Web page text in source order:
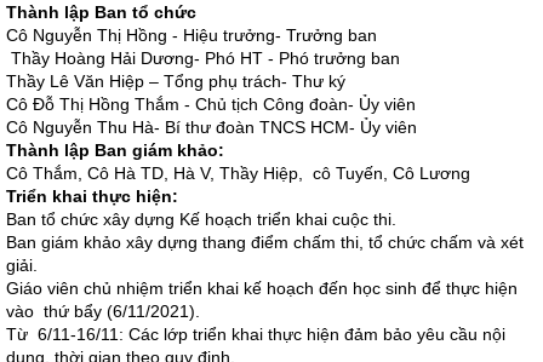
Thành lập Ban tổ chức
Cô Nguyễn Thị Hồng - Hiệu trưởng- Trưởng ban
Thầy Hoàng Hải Dương- Phó HT - Phó trưởng ban
Thầy Lê Văn Hiệp – Tổng phụ trách- Thư ký
Cô Đỗ Thị Hồng Thắm - Chủ tịch Công đoàn- Ủy viên
Cô Nguyễn Thu Hà- Bí thư đoàn TNCS HCM- Ủy viên
Thành lập Ban giám khảo:
Cô Thắm, Cô Hà TD, Hà V, Thầy Hiệp, cô Tuyến, Cô Lương
Triển khai thực hiện:
Ban tổ chức xây dựng Kế hoạch triển khai cuộc thi.
Ban giám khảo xây dựng thang điểm chấm thi, tổ chức chấm và xét
giải.
Giáo viên chủ nhiệm triển khai kế hoạch đến học sinh để thực hiện
vào thứ bẩy (6/11/2021).
Từ 6/11-16/11: Các lớp triển khai thực hiện đảm bảo yêu cầu nội
dung, thời gian theo quy định.